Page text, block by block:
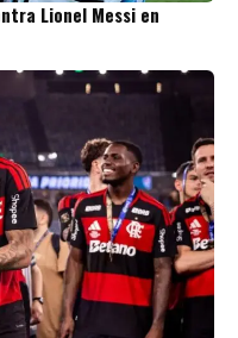
Lionel Messi en